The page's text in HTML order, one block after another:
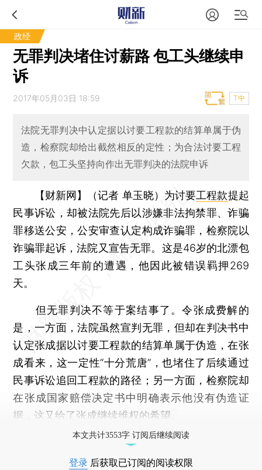
政经
无罪判决堵住讨薪路 包工头继续申
诉
2017年05月03日 18:59 T中
法院无罪判决中认定据以讨要工程款的结算单属于伪
造，检察院却给出截然相反的定性；为合法讨要工程
欠款，包工头坚持向作出无罪判决的法院申诉
【财新网】（记者 单玉晓） 为讨要工程款提起
民事诉讼，却被法院先后以涉嫌非法拘禁罪、诈骗
罪移送公安，公安审查认定构成诈骗罪，检察院以
诈骗罪起诉，法院又宣告无罪。这是46岁的北漂包
工头张成三年前的遭遇，他因此被错误羁押269
天。
但无罪判决不等于案结事了。令张成费解的
是，一方面，法院虽然宣判无罪，但却在判决书中
认定张成据以讨要工程款的结算单属于伪造，在张
成看来，这一定性“十分荒唐”，也堵住了后续通过
民事诉讼追回工程款的路径；另一方面，检察院却
在张成国家赔偿决定书中明确表示他没有伪造证
据，这又给了张成继续维权的希望。
本文共计3553字 订阅后继续阅读
登录 后获取已订阅的阅读权限